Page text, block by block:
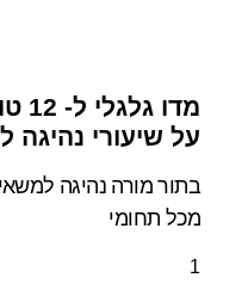
על שיעורי נהיגה
מכל תחומי